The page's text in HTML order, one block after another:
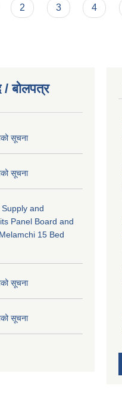
2 3 4
/ बोलपत्र
सूचना
सूचना
and
Panel Board and
15 Bed
सूचना
सूचना